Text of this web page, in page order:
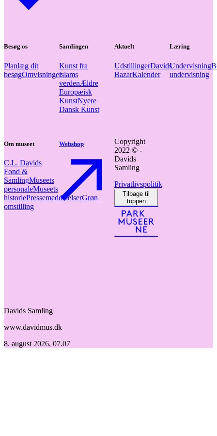
Besøg os
Planlæg dit
besøgOmvisninger
Samlingen
Kunst fra
islams
verdenÆldre
Europæisk
KunstNyere
Dansk Kunst
Aktuelt
UdstillingerDavids
BazarKalender
Læring
Undervisning
undervisning
Om museet
C.L. Davids
Fond &
SamlingMuseets
personaleMuseets
historiePressemeddelelserGrøn
omstilling
Webshop
Copyright
2022 © -
Davids
Samling
Privatlivspolitik
Tilbage til
toppen
Davids Samling
www.davidmus.dk
8. august 2026, 07.07